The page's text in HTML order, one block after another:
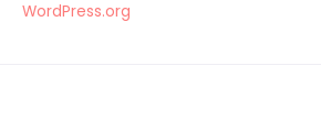
WordPress.org